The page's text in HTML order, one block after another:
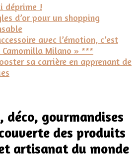
déprime !
d’or pour un shopping
avec l’émotion, c’est
Milano » ***
sa carrière en apprenant de
déco, gourmandises
des produits
artisanat du monde